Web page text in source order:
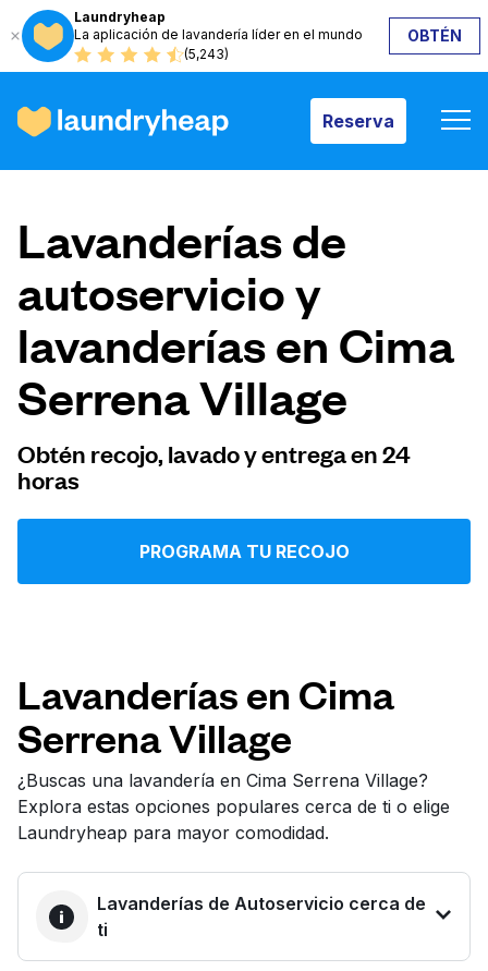
Laundryheap
La aplicación de lavandería líder en el mundo
(5,243)
OBTÉN
Reserva
Reserva
Cómo funciona
Precios y servicios
Quiénes somos
Para las empresas
Iniciar sesión
Síguenos en
Lavanderías de
autoservicio y
lavanderías en Cima
Serrena Village
Obtén recojo, lavado y entrega en 24
horas
PROGRAMA TU RECOJO
Lavanderías en Cima
Serrena Village
¿Buscas una lavandería en Cima Serrena Village?
Explora estas opciones populares cerca de ti o elige
Laundryheap para mayor comodidad.
Lavanderías de Autoservicio cerca de
ti